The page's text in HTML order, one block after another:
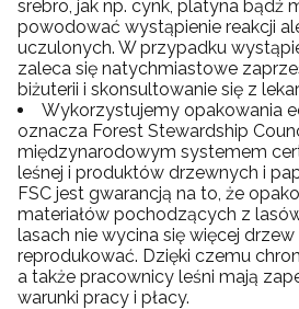
srebro, jak np. cynk, platyna bądź
powodować wystąpienie reakcji
uczulonych. W przypadku
zaleca się natychmiastowe
biżuterii i skonsultowanie się z
Wykorzystujemy opakowania
oznacza Forest Stewardship
międzynarodowym systemem
leśnej i produktów drzewnych i
FSC jest gwarancją na to, że
materiałów pochodzących z
lasach nie wycina się więcej
reprodukować. Dzięki czemu
a także pracownicy leśni mają
warunki pracy i płacy.